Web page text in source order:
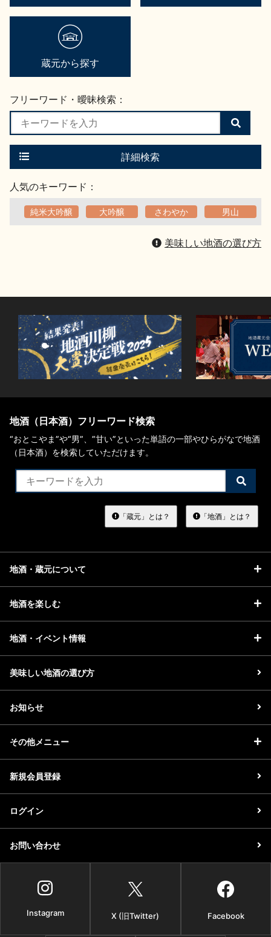
蔵元から探す
フリーワード・曖昧検索：
検
索
す
詳細検索
人気のキーワード：
純米大吟醸 大吟醸 さわやか 男山
美味しい地酒の選び方
地酒（日本酒）フリーワード検索
“おとこやま”や“男”、”甘い”といった単語の一部やひらがなで地酒
（日本酒）を検索していただけます。
検
索
る
「蔵元」とは？ 「地酒」とは？
地酒・蔵元について
地酒を楽しむ
地酒・イベント情報
美味しい地酒の選び方
お知らせ
その他メニュー
新規会員登録
ログイン
お問い合わせ
Instagram X (旧Twitter) Facebook